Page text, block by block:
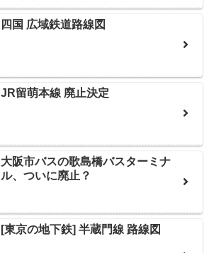
四国 広域鉄道路線図
JR留萌本線 廃止決定
大阪市バスの歌島橋バスターミナ
ル、ついに廃止？
[東京の地下鉄] 半蔵門線 路線図